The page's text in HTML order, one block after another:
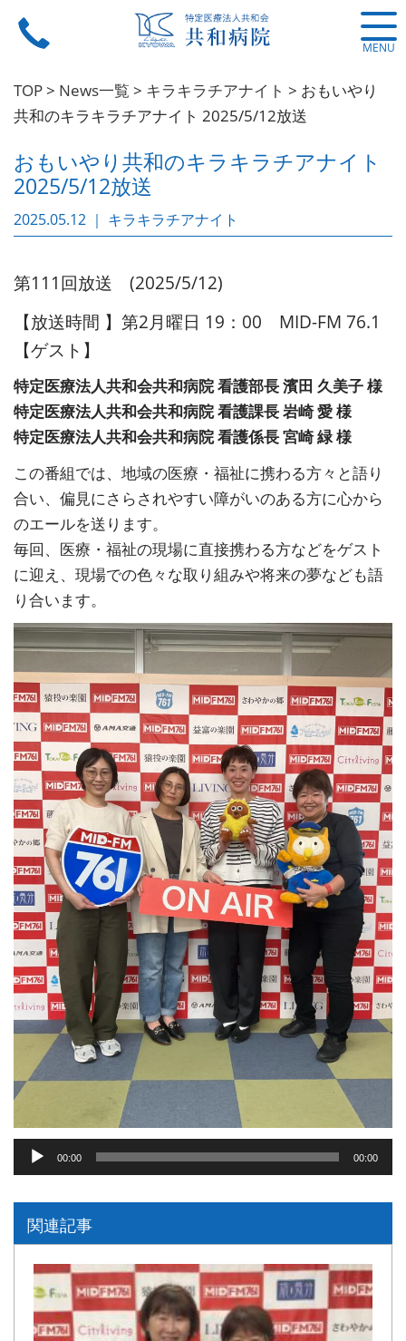
MENU
TOP> News一覧 > キラキラチアナイト > おもいやり
共和のキラキラチアナイト 2025/5/12放送
おもいやり共和のキラキラチアナイト
2025/5/12放送
2025.05.12 ｜ キラキラチアナイト
第111回放送 (2025/5/12)
【放送時間 】第2月曜日 19：00 MID-FM 76.1
【ゲスト】
特定医療法人共和会共和病院 看護部長 濱田 久美子 様
特定医療法人共和会共和病院 看護課長 岩崎 愛 様
特定医療法人共和会共和病院 看護係長 宮崎 緑 様
この番組では、地域の医療・福祉に携わる方々と語り
合い、偏見にさらされやすい障がいのある方に心から
のエールを送ります。
毎回、医療・福祉の現場に直接携わる方などをゲスト
に迎え、現場での色々な取り組みや将来の夢なども語
り合います。
声
プ
ー
00:00 00:00
関連記事